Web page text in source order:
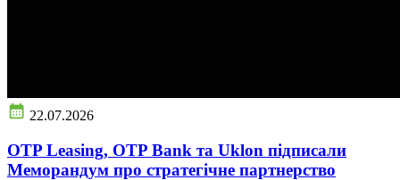
22.07.2026
OTP Leasing, OTP Bank та Uklon підписали
Меморандум про стратегічне партнерство